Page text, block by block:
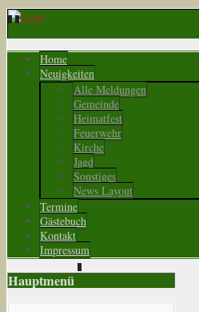
Home
Neuigkeiten
Alle Meldungen
Gemeinde
Heimatfest
Feuerwehr
Kirche
Jagd
Sonstiges
News Layout
Termine
Gästebuch
Kontakt
Impressum
Hauptmenü